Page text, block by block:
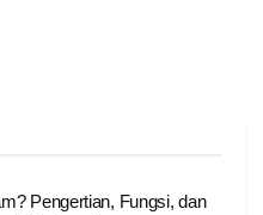
Pengertian, Fungsi, dan